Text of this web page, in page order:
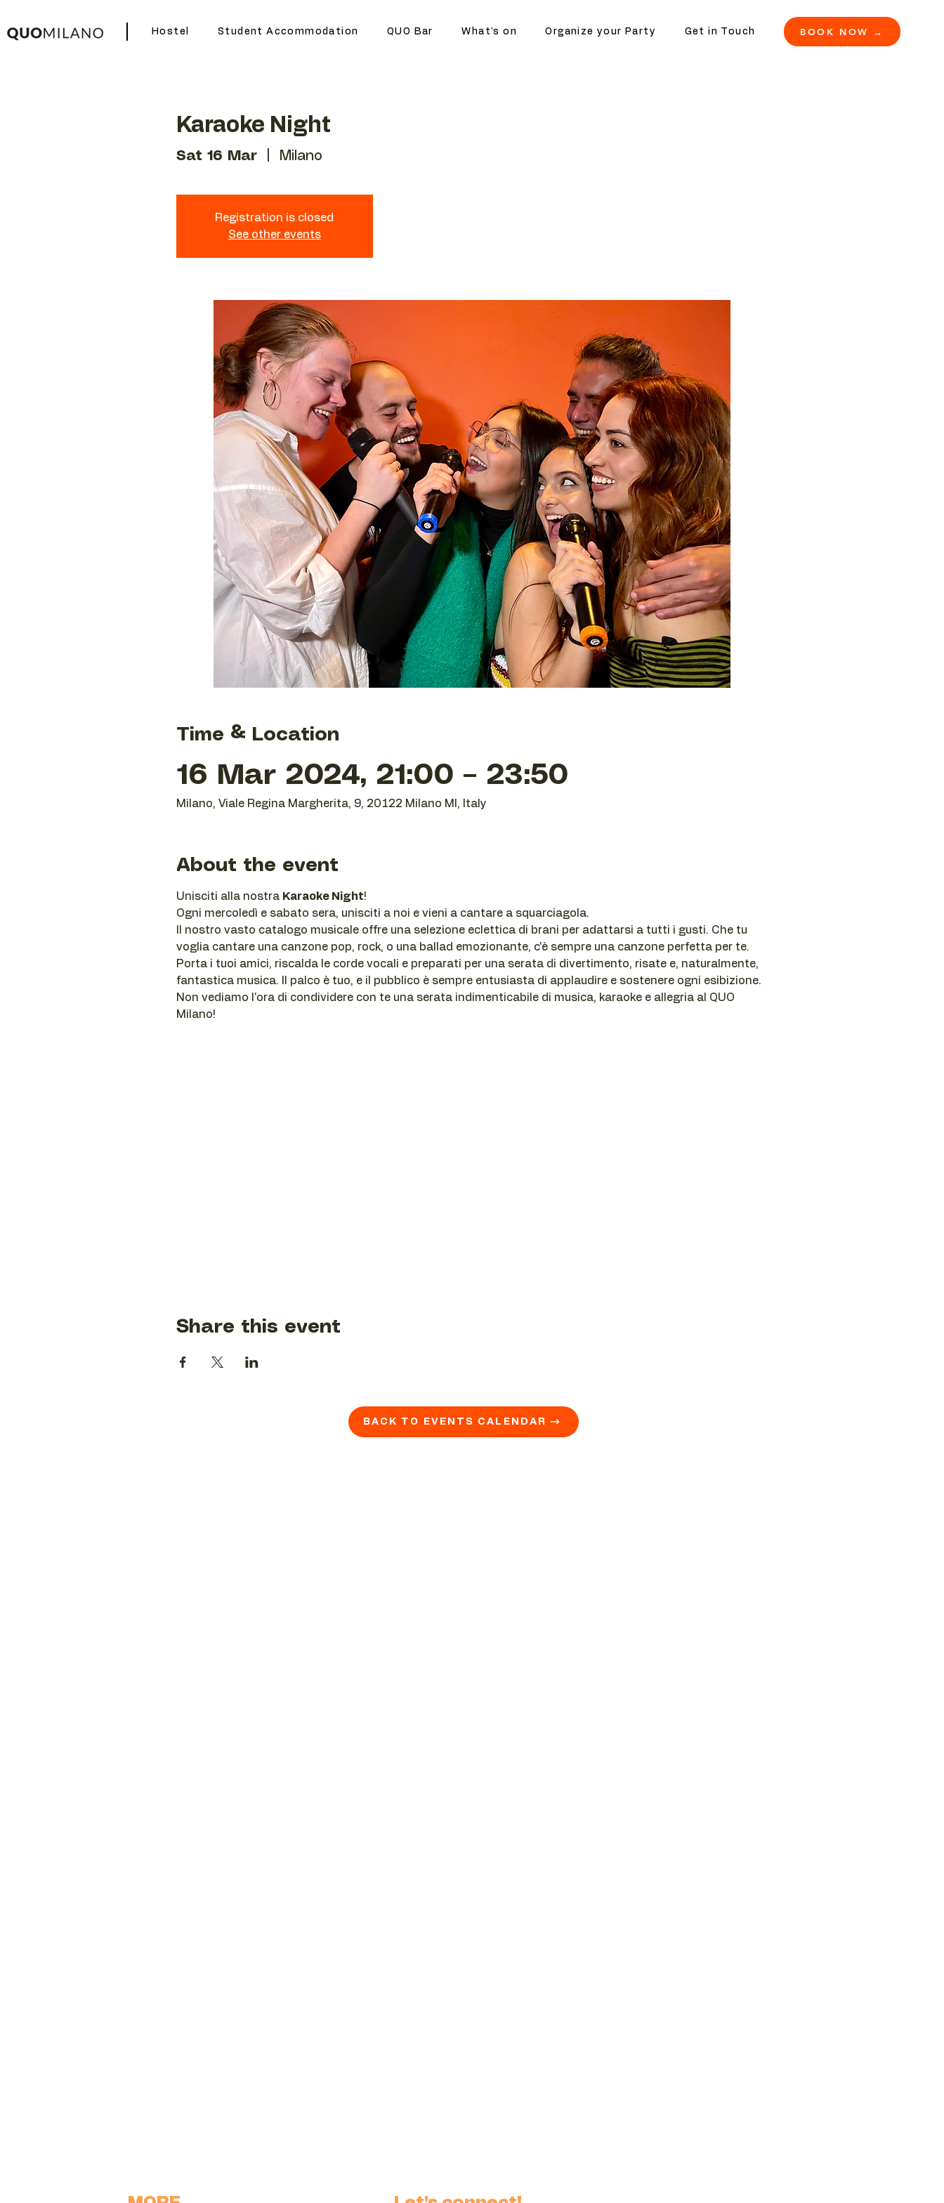
Hostel Student Accommodation QUO Bar What's on Organize your Party Get in Touch BOOK NOW →
Karaoke Night
Sat 16 Mar
  |
Milano
Registration is closed
See other events
Time & Location
16 Mar 2024, 21:00 – 23:50
Milano, Viale Regina Margherita, 9, 20122 Milano MI, Italy
About the event
Unisciti alla nostra Karaoke Night!
Ogni mercoledì e sabato sera, unisciti a noi e vieni a cantare a squarciagola.
Il nostro vasto catalogo musicale offre una selezione eclettica di brani per adattarsi a tutti i gusti. Che tu
voglia cantare una canzone pop, rock, o una ballad emozionante, c'è sempre una canzone perfetta per te.
Porta i tuoi amici, riscalda le corde vocali e preparati per una serata di divertimento, risate e, naturalmente,
fantastica musica. Il palco è tuo, e il pubblico è sempre entusiasta di applaudire e sostenere ogni esibizione.
Non vediamo l'ora di condividere con te una serata indimenticabile di musica, karaoke e allegria al QUO
Milano!
Share this event
BACK TO EVENTS CALENDAR →